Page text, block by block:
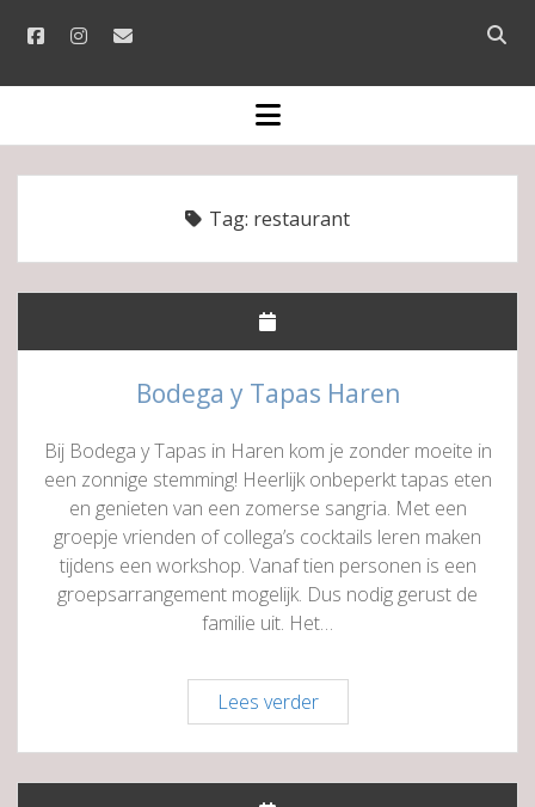
facebookinstagram
email
Open
bar
open
menu
Tag: restaurant
Bodega y Tapas Haren
Bij Bodega y Tapas in Haren kom je zonder moeite in
een zonnige stemming! Heerlijk onbeperkt tapas eten
en genieten van een zomerse sangria. Met een
groepje vrienden of collega’s cocktails leren maken
tijdens een workshop. Vanaf tien personen is een
groepsarrangement mogelijk. Dus nodig gerust de
familie uit. Het…
Lees verderBodega
y
Tapas
Haren